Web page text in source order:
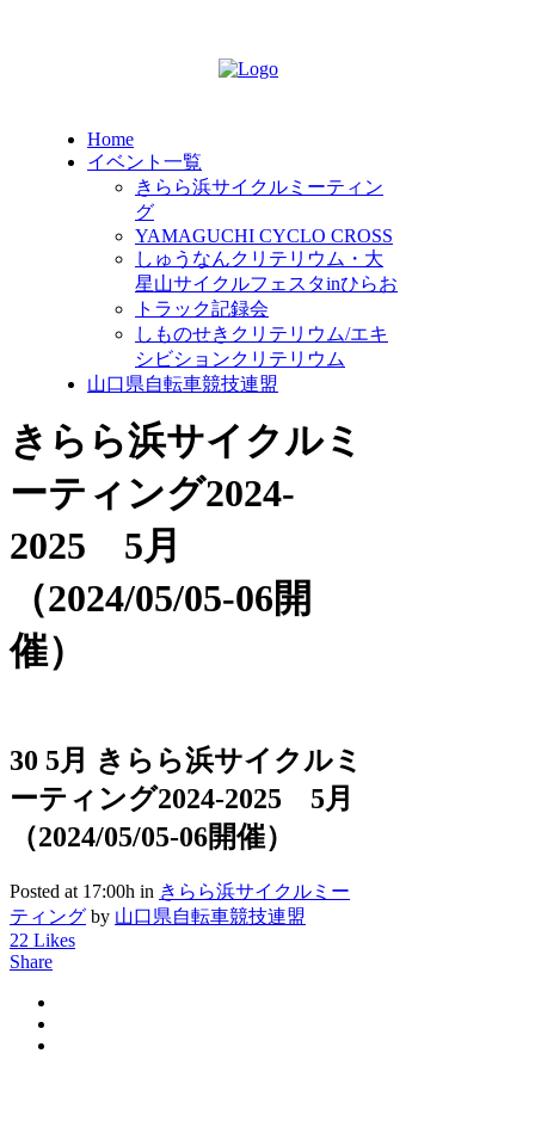
Home
イベント一覧
きらら浜サイクルミーティン
グ
YAMAGUCHI CYCLO CROSS
しゅうなんクリテリウム・大
星山サイクルフェスタinひらお
トラック記録会
しものせきクリテリウム/エキ
シビションクリテリウム
山口県自転車競技連盟
きらら浜サイクルミ
ーティング2024-
2025 5月
（2024/05/05-06開
催）
30 5月
きらら浜サイクルミ
ーティング2024-2025 5月
（2024/05/05-06開催）
Posted at 17:00h in きらら浜サイクルミー
ティング by 山口県自転車競技連盟
22 Likes
Share